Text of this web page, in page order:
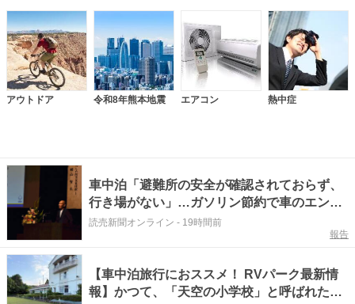
アウトドア 令和8年熊本地震 エアコン 熱中症
車中泊「避難所の安全が確認されておらず、
行き場がない」…ガソリン節約で車のエンジ
ンをかけずに耐え
読売新聞オンライン - 19時間前
報告
【車中泊旅行におススメ！ RVパーク最新情
報】かつて、「天空の小学校」と呼ばれた見